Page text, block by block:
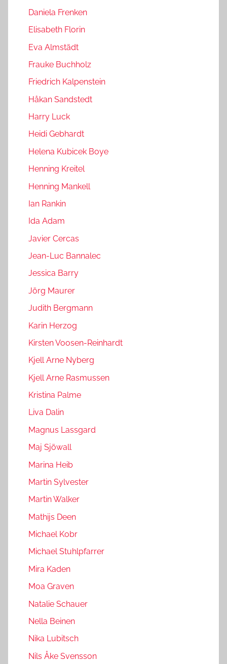
Daniela Frenken
Elisabeth Florin
Eva Almstädt
Frauke Buchholz
Friedrich Kalpenstein
Håkan Sandstedt
Harry Luck
Heidi Gebhardt
Helena Kubicek Boye
Henning Kreitel
Henning Mankell
Ian Rankin
Ida Adam
Javier Cercas
Jean-Luc Bannalec
Jessica Barry
Jörg Maurer
Judith Bergmann
Karin Herzog
Kirsten Voosen-Reinhardt
Kjell Arne Nyberg
Kjell Arne Rasmussen
Kristina Palme
Liva Dalin
Magnus Lassgard
Maj Sjöwall
Marina Heib
Martin Sylvester
Martin Walker
Mathijs Deen
Michael Kobr
Michael Stuhlpfarrer
Mira Kaden
Moa Graven
Natalie Schauer
Nella Beinen
Nika Lubitsch
Nils Åke Svensson